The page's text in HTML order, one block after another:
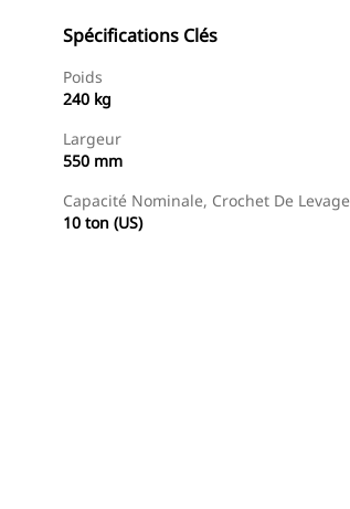
Spécifications Clés
Poids
240 kg
Largeur
550 mm
Capacité Nominale, Crochet De Levage
10 ton (US)